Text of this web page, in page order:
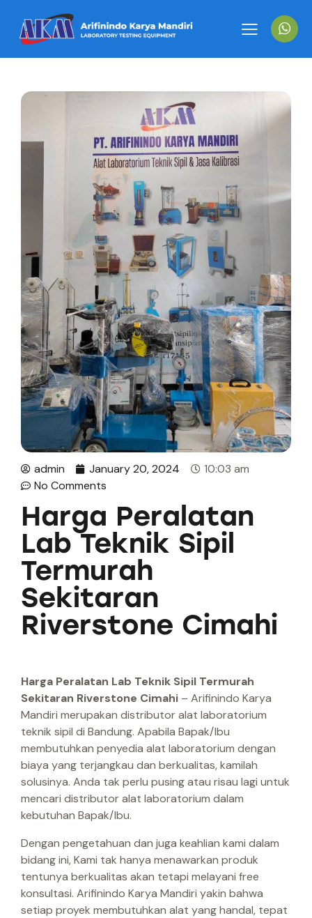
admin January 20, 2024
10:03 am
No Comments
Harga Peralatan
Lab Teknik Sipil
Termurah
Sekitaran
Riverstone Cimahi
Harga Peralatan Lab Teknik Sipil Termurah
Sekitaran Riverstone Cimahi – Arifinindo Karya
Mandiri merupakan distributor alat laboratorium
teknik sipil di Bandung. Apabila Bapak/Ibu
membutuhkan penyedia alat laboratorium dengan
biaya yang terjangkau dan berkualitas, kamilah
solusinya. Anda tak perlu pusing atau risau lagi untuk
mencari distributor alat laboratorium dalam
kebutuhan Bapak/Ibu.
Dengan pengetahuan dan juga keahlian kami dalam
bidang ini, Kami tak hanya menawarkan produk
tentunya berkualitas akan tetapi melayani free
konsultasi. Arifinindo Karya Mandiri yakin bahwa
setiap proyek membutuhkan alat yang handal, tepat